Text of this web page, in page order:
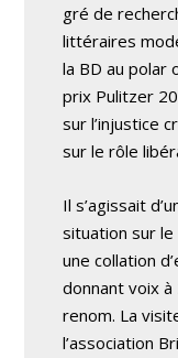
gré de
littéraires
la BD au polar
prix Pulitzer
sur l’injustice
sur le rôle
Il s’agissait
situation sur
une collation
donnant voix
renom. La
l’association